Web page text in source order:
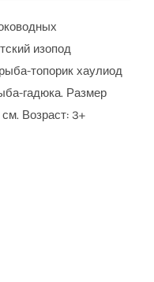
изопод
топорик хаулиод
гадюка. Размер
Возраст: 3+